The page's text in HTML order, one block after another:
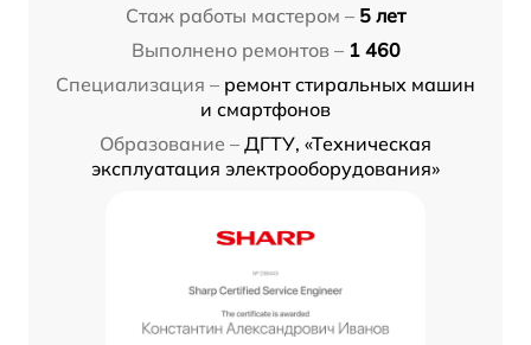
Стаж работы мастером – 5 лет
Выполнено ремонтов – 1 460
Специализация – ремонт стиральных машин
и смартфонов
Образование – ДГТУ, «Техническая
эксплуатация электрооборудования»